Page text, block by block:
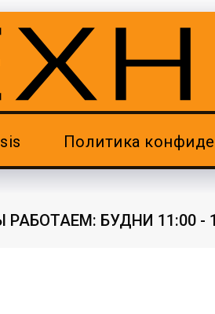
Политика
БУДНИ 11:00 -